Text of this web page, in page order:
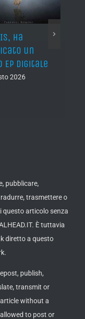
ha
un
EP digitale
2026
pubblicare,
trasmettere o
questo articolo senza
È tuttavia
diretto a questo
publish,
transmit or
without a
to post or